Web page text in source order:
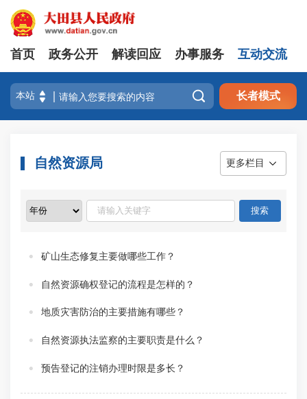
首页 政务公开 解读回应 办事服务 互动交流
 长者模式
自然资源局 更多栏目
矿山生态修复主要做哪些工作？
自然资源确权登记的流程是怎样的？
地质灾害防治的主要措施有哪些？
自然资源执法监察的主要职责是什么？
预告登记的注销办理时限是多长？